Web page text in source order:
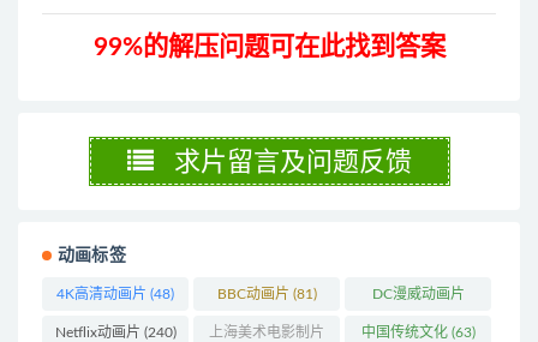
99%的解压问题可在此找到答案
求片留言及问题反馈
动画标签
4K高清动画片 (48) BBC动画片 (81) DC漫威动画片
(104)
Netflix动画片 (240) 上海美术电影制片 中国传统文化(63)